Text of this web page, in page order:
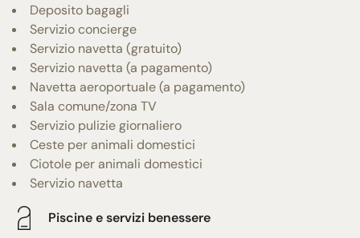
Deposito bagagli
Servizio concierge
Servizio navetta (gratuito)
Servizio navetta (a pagamento)
Navetta aeroportuale (a pagamento)
Sala comune/zona TV
Servizio pulizie giornaliero
Ceste per animali domestici
Ciotole per animali domestici
Servizio navetta
Piscine e servizi benessere